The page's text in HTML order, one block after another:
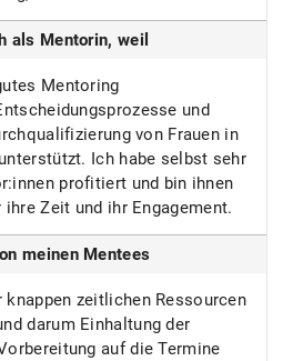
als Mentorin, weil
Mentoring
und
von Frauen in
Ich habe selbst sehr
profitiert und bin ihnen
ihre Zeit und ihr Engagement.
meinen Mentees
knappen zeitlichen Ressourcen
darum Einhaltung der
auf die Termine